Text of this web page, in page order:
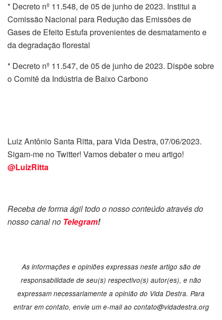
* Decreto nº 11.548, de 05 de junho de 2023. Institui a
Comissão Nacional para Redução das Emissões de
Gases de Efeito Estufa provenientes de desmatamento e
da degradação florestal
* Decreto nº 11.547, de 05 de junho de 2023. Dispõe sobre
o Comitê da Indústria de Baixo Carbono
Luiz Antônio Santa Ritta, para Vida Destra, 07/06/2023.
Sigam-me no Twitter! Vamos debater o meu artigo!
@LuizRitta
Receba de forma ágil todo o nosso conteúdo através do
nosso canal no Telegram!
As informações e opiniões expressas neste artigo são de
responsabilidade de seu(s) respectivo(s) autor(es), e não
expressam necessariamente a opinião do Vida Destra. Para
entrar em contato, envie um e-mail ao contato@vidadestra.org